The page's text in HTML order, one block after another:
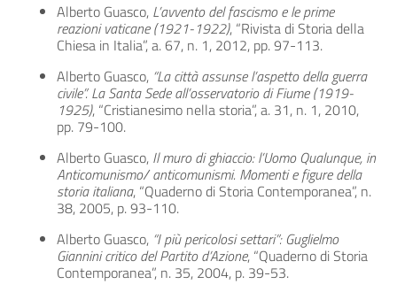
Alberto Guasco, L’avvento del fascismo e le prime
reazioni vaticane (1921-1922), “Rivista di Storia della
Chiesa in Italia”, a. 67, n. 1, 2012, pp. 97-113.
Alberto Guasco, “La città assunse l’aspetto della guerra
civile”. La Santa Sede all’osservatorio di Fiume (1919-
1925), “Cristianesimo nella storia”, a. 31, n. 1, 2010,
pp. 79-100.
Alberto Guasco, Il muro di ghiaccio: l’Uomo Qualunque, in
Anticomunismo/ anticomunismi. Momenti e figure della
storia italiana, “Quaderno di Storia Contemporanea”, n.
38, 2005, p. 93-110.
Alberto Guasco, “I più pericolosi settari”: Guglielmo
Giannini critico del Partito d’Azione, “Quaderno di Storia
Contemporanea”, n. 35, 2004, p. 39-53.